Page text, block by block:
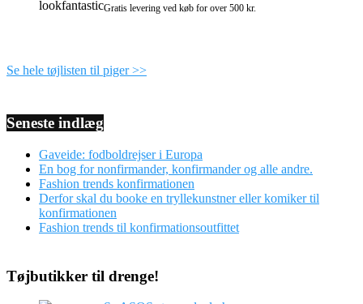
Gratis levering ved køb for over 500 kr.
Se hele tøjlisten til piger >>
Seneste indlæg
Gaveide: fodboldrejser i Europa
En bog for nonfirmander, konfirmander og alle andre.
Fashion trends konfirmationen
Derfor skal du booke en tryllekunstner eller komiker til
konfirmationen
Fashion trends til konfirmationsoutfittet
Tøjbutikker til drenge!